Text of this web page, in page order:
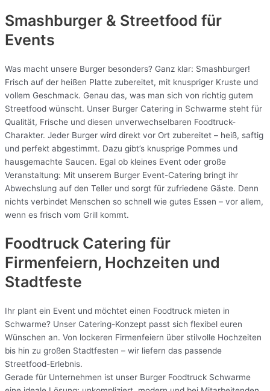
Smashburger & Streetfood für
Events
Was macht unsere Burger besonders? Ganz klar: Smashburger!
Frisch auf der heißen Platte zubereitet, mit knuspriger Kruste und
vollem Geschmack. Genau das, was man sich von richtig gutem
Streetfood wünscht. Unser Burger Catering in Schwarme steht für
Qualität, Frische und diesen unverwechselbaren Foodtruck-
Charakter. Jeder Burger wird direkt vor Ort zubereitet – heiß, saftig
und perfekt abgestimmt. Dazu gibt’s knusprige Pommes und
hausgemachte Saucen. Egal ob kleines Event oder große
Veranstaltung: Mit unserem Burger Event-Catering bringt ihr
Abwechslung auf den Teller und sorgt für zufriedene Gäste. Denn
nichts verbindet Menschen so schnell wie gutes Essen – vor allem,
wenn es frisch vom Grill kommt.
Foodtruck Catering für
Firmenfeiern, Hochzeiten und
Stadtfeste
Ihr plant ein Event und möchtet einen Foodtruck mieten in
Schwarme? Unser Catering-Konzept passt sich flexibel euren
Wünschen an. Von lockeren Firmenfeiern über stilvolle Hochzeiten
bis hin zu großen Stadtfesten – wir liefern das passende
Streetfood-Erlebnis.
Gerade für Unternehmen ist unser Burger Foodtruck Schwarme